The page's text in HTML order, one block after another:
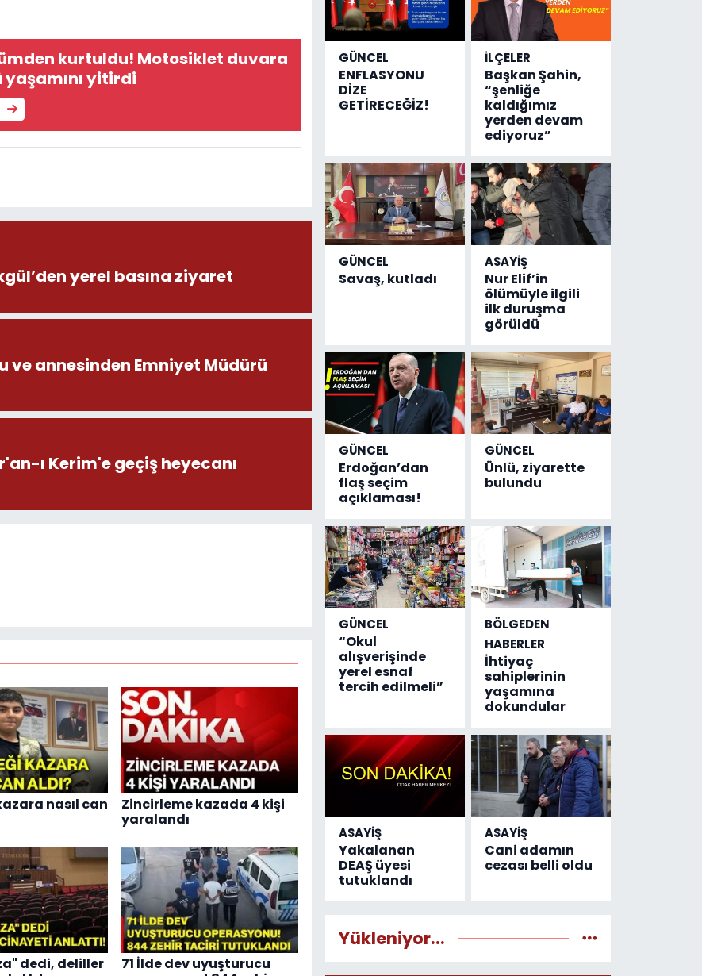
kurtuldu! Motosiklet duvara
yitirdi
yerel basına ziyaret
ve annesinden Emniyet Müdürü
ı Kerim'e geçiş heyecanı
nasıl can
Zincirleme kazada 4 kişi
yaralandı
dedi, deliller
71 İlde dev uyuşturucu
GÜNCEL
ENFLASYONU
DİZE
GETİRECEĞİZ!
İLÇELER
Başkan Şahin,
“şenliğe
kaldığımız
yerden devam
ediyoruz”
GÜNCEL
Savaş, kutladı
ASAYİŞ
Nur Elif’in
ölümüyle ilgili
ilk duruşma
görüldü
GÜNCEL
Erdoğan’dan
flaş seçim
açıklaması!
GÜNCEL
Ünlü, ziyarette
bulundu
GÜNCEL
“Okul
alışverişinde
yerel esnaf
tercih edilmeli”
BÖLGEDEN
HABERLER
İhtiyaç
sahiplerinin
yaşamına
dokundular
ASAYİŞ
Yakalanan
DEAŞ üyesi
tutuklandı
ASAYİŞ
Cani adamın
cezası belli oldu
Yükleniyor...